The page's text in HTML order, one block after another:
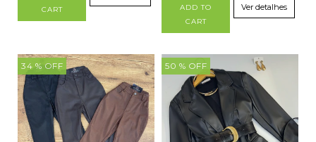
CART
ADD TO
CART
Ver detalhes
34 % OFF 50 % OFF